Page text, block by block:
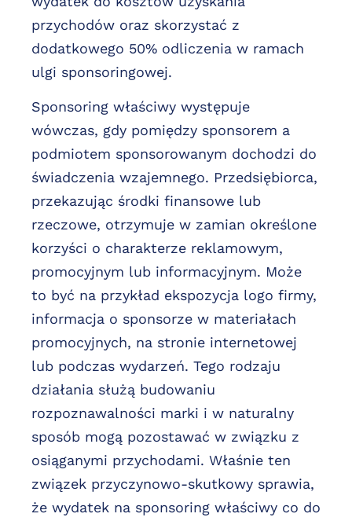
przychodów oraz skorzystać z
dodatkowego 50% odliczenia w ramach
ulgi sponsoringowej.
Sponsoring właściwy występuje
wówczas, gdy pomiędzy sponsorem a
podmiotem sponsorowanym dochodzi do
świadczenia wzajemnego. Przedsiębiorca,
przekazując środki finansowe lub
rzeczowe, otrzymuje w zamian określone
korzyści o charakterze reklamowym,
promocyjnym lub informacyjnym. Może
to być na przykład ekspozycja logo firmy,
informacja o sponsorze w materiałach
promocyjnych, na stronie internetowej
lub podczas wydarzeń. Tego rodzaju
działania służą budowaniu
rozpoznawalności marki i w naturalny
sposób mogą pozostawać w związku z
osiąganymi przychodami. Właśnie ten
związek przyczynowo-skutkowy sprawia,
że wydatek na sponsoring właściwy co do